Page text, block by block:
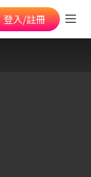
登入/註冊